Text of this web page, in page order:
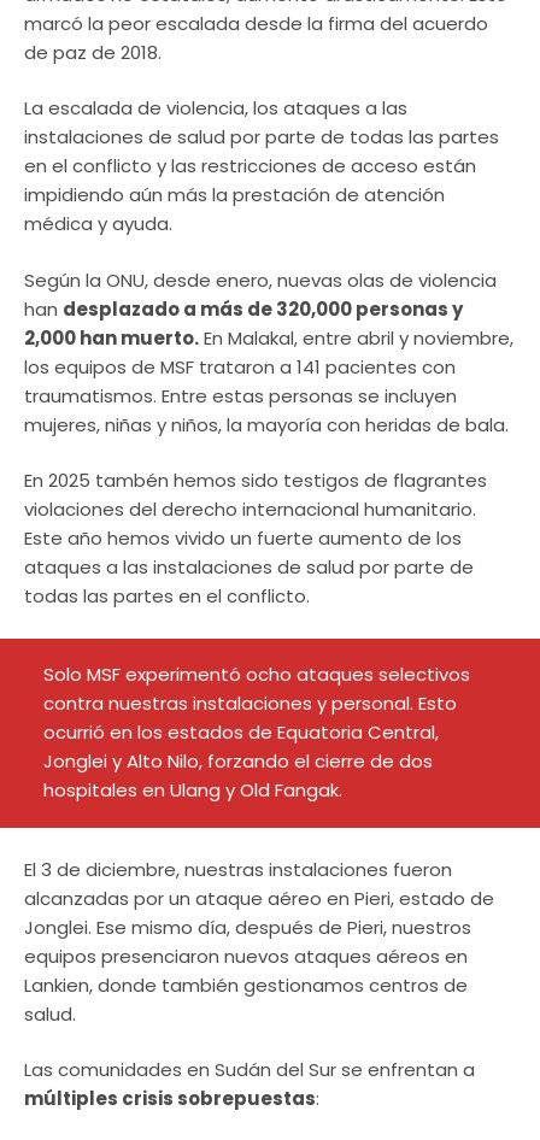
marcó la peor escalada desde la firma del acuerdo
de paz de 2018.
La escalada de violencia, los ataques a las
instalaciones de salud por parte de todas las partes
en el conflicto y las restricciones de acceso están
impidiendo aún más la prestación de atención
médica y ayuda.
Según la ONU, desde enero, nuevas olas de violencia
han desplazado a más de 320,000 personas y
2,000 han muerto.En Malakal, entre abril y noviembre,
los equipos de MSF trataron a 141 pacientes con
traumatismos. Entre estas personas se incluyen
mujeres, niñas y niños, la mayoría con heridas de bala.
En 2025 tambén hemos sido testigos de flagrantes
violaciones del derecho internacional humanitario.
Este año hemos vivido un fuerte aumento de los
ataques a las instalaciones de salud por parte de
todas las partes en el conflicto.
Solo MSF experimentó ocho ataques selectivos
contra nuestras instalaciones y personal. Esto
ocurrió en los estados de Equatoria Central,
Jonglei y Alto Nilo, forzando el cierre de dos
hospitales en Ulang y Old Fangak.
El 3 de diciembre, nuestras instalaciones fueron
alcanzadas por un ataque aéreo en Pieri, estado de
Jonglei. Ese mismo día, después de Pieri, nuestros
equipos presenciaron nuevos ataques aéreos en
Lankien, donde también gestionamos centros de
salud.
Las comunidades en Sudán del Sur se enfrentan a
múltiples crisis sobrepuestas: